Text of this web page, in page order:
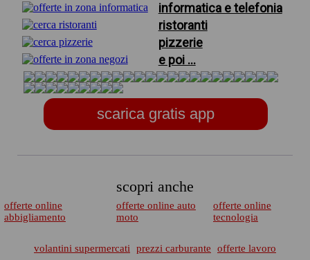
informatica e telefonia
ristoranti
pizzerie
e poi ...
scarica gratis app
scopri anche
offerte online
abbigliamento
offerte online auto
moto
offerte online
tecnologia
volantini supermercati prezzi carburante
offerte lavoro